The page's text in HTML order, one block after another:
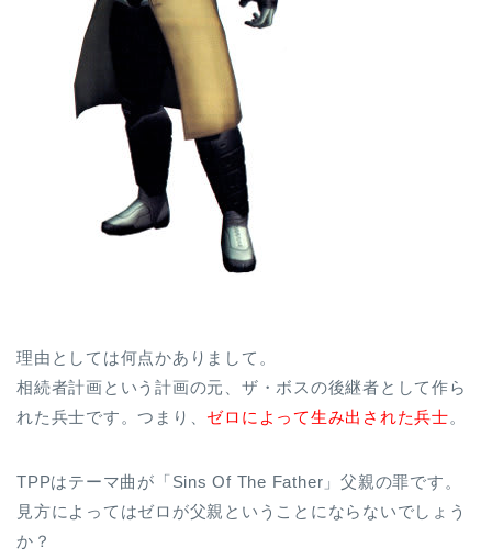
理由としては何点かありまして。
相続者計画という計画の元、ザ・ボスの後継者として作ら
れた兵士です。つまり、 ゼロによって生み出された兵士。
TPPはテーマ曲が「Sins Of The Father」父親の罪です。
見方によってはゼロが父親ということにならないでしょう
か？